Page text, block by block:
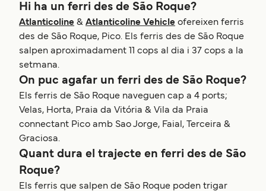
Hi ha un ferri des de São Roque?
Atlanticoline & Atlanticoline Vehicle ofereixen ferris
des de São Roque, Pico. Els ferris des de São Roque
salpen aproximadament 11 cops al dia i 37 cops a la
setmana.
On puc agafar un ferri des de São Roque?
Els ferris de São Roque naveguen cap a 4 ports;
Velas, Horta, Praia da Vitória & Vila da Praia
connectant Pico amb Sao Jorge, Faial, Terceira &
Graciosa.
Quant dura el trajecte en ferri des de São
Roque?
Els ferris que salpen de São Roque poden trigar